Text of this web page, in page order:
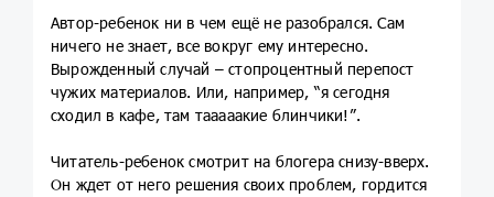
Автор-ребенок ни в чем ещё не разобрался. Сам
ничего не знает, все вокруг ему интересно.
Вырожденный случай – стопроцентный перепост
чужих материалов. Или, например, “я сегодня
сходил в кафе, там тааааакие блинчики!”.
Читатель-ребенок смотрит на блогера снизу-вверх.
Он ждет от него решения своих проблем, гордится